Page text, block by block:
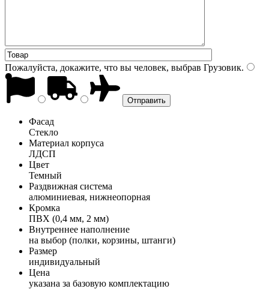
Пожалуйста, докажите, что вы человек, выбрав Грузовик.
Фасад
Стекло
Материал корпуса
ЛДСП
Цвет
Темный
Раздвижная система
алюминиевая, нижнеопорная
Кромка
ПВХ (0,4 мм, 2 мм)
Внутреннее наполнение
на выбор (полки, корзины, штанги)
Размер
индивидуальный
Цена
указана за базовую комплектацию